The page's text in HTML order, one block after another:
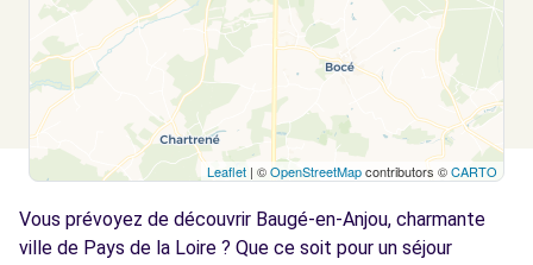
Leaflet | ©OpenStreetMapcontributors ©CARTO
Vous prévoyez de découvrir Baugé-en-Anjou, charmante
ville de Pays de la Loire ? Que ce soit pour un séjour